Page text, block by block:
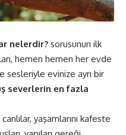
nelerdir? sorusunun ilk
hemen hemen her evde
sesleriyle evinize ayrı bir
severlerin en fazla
yaşamlarını kafeste